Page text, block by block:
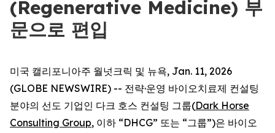
(Regenerative Medicine) 부
문으로 편입
미국 캘리포니아주 월넛크릭 및 뉴욕, Jan. 11, 2026
(GLOBE NEWSWIRE) -- 전략·운영 바이오치료제 컨설팅
분야의 선도 기업인 다크 호스 컨설팅 그룹(Dark Horse
Consulting Group, 이하 “DHCG” 또는 “그룹”)은 바이오